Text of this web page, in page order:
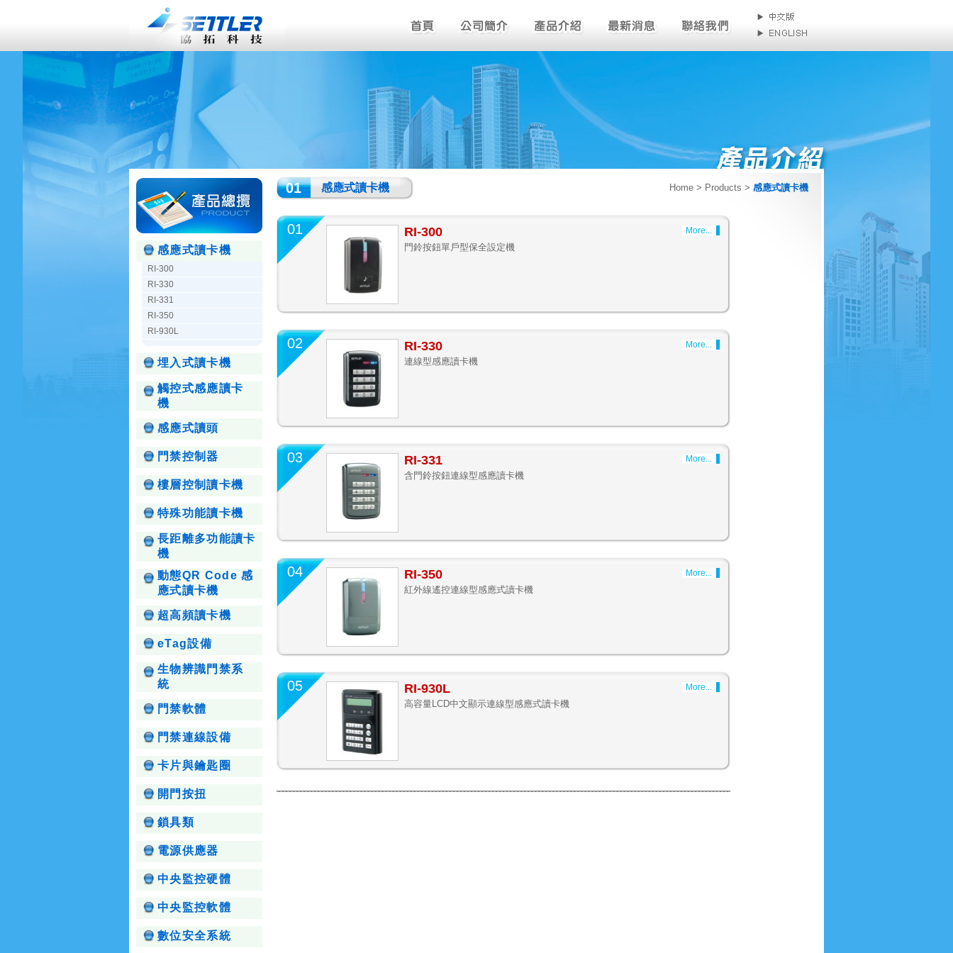
感應式讀卡機
RI-300
RI-330
RI-331
RI-350
RI-930L
埋入式讀卡機
觸控式感應讀卡
機
感應式讀頭
門禁控制器
樓層控制讀卡機
特殊功能讀卡機
長距離多功能讀卡
機
動態QR Code 感
應式讀卡機
超高頻讀卡機
eTag設備
生物辨識門禁系
統
門禁軟體
門禁連線設備
卡片與鑰匙圈
開門按扭
鎖具類
電源供應器
中央監控硬體
中央監控軟體
數位安全系統
01 感應式讀卡機 Home > Products > 感應式讀卡機
01 RI-300 More...
門鈴按鈕單戶型保全設定機
02 RI-330 More...
連線型感應讀卡機
03 RI-331 More...
含門鈴按鈕連線型感應讀卡機
04 RI-350 More...
紅外線遙控連線型感應式讀卡機
05 RI-930L More...
高容量LCD中文顯示連線型感應式讀卡機